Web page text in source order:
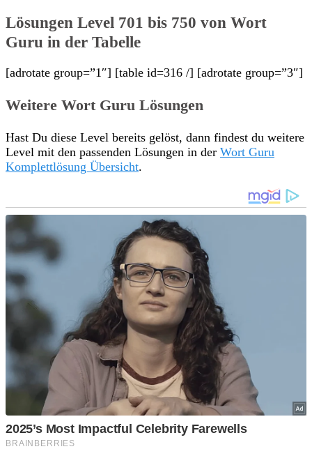
Lösungen Level 701 bis 750 von Wort
Guru in der Tabelle
[adrotate group=”1″] [table id=316 /] [adrotate group=”3″]
Weitere Wort Guru Lösungen
Hast Du diese Level bereits gelöst, dann findest du weitere
Level mit den passenden Lösungen in der Wort Guru
Komplettlösung Übersicht.